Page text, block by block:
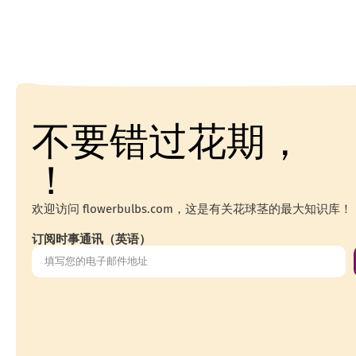
不要错过花期，
！
欢迎访问 flowerbulbs.com，这是有关花球茎的最大知识库！
订阅时事通讯（英语）